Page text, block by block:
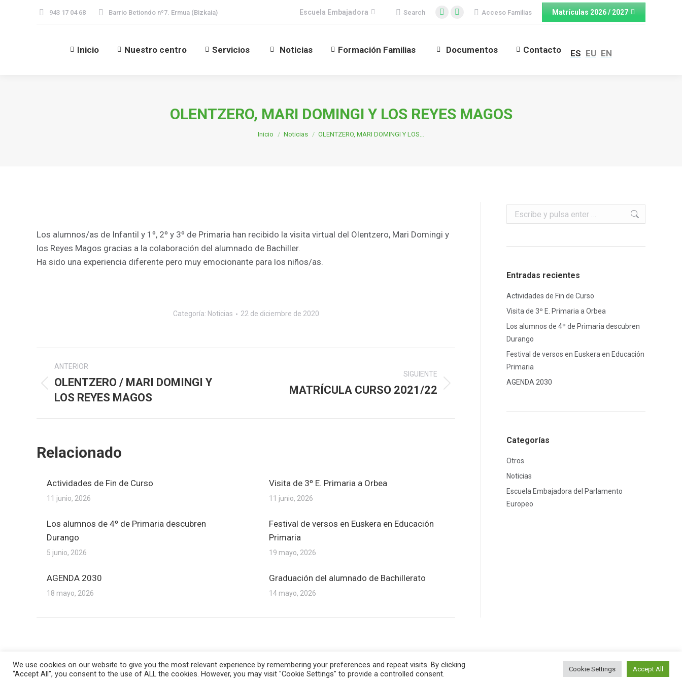
943 17 04 68 Barrio Betiondo nº7. Ermua (Bizkaia) Escuela Embajadora Buscar:
Search
Facebook
opens
Twitter
Acceso Familias Matrículas 2026 / 2027
Inicio Nuestro centro Servicios Noticias Formación Familias Documentos Contacto ES EU EN
OLENTZERO, MARI DOMINGI Y LOS REYES MAGOS
Estás aquí:
Inicio Noticias OLENTZERO, MARI DOMINGI Y LOS…
Los alumnos/as de Infantil y 1º, 2º y 3º de Primaria han recibido la visita virtual del Olentzero, Mari Domingi y
los Reyes Magos gracias a la colaboración del alumnado de Bachiller.
Ha sido una experiencia diferente pero muy emocionante para los niños/as.
Categoría: Noticias 22 de diciembre de 2020
Navegación
entre
publicaciones
ANTERIOR
Publicación
anterior:
OLENTZERO / MARI DOMINGI Y
LOS REYES MAGOS
SIGUIENTE
PublicaciónMATRÍCULA CURSO 2021/22
Relacionado
Actividades de Fin de Curso
11 junio, 2026
Visita de 3º E. Primaria a Orbea
11 junio, 2026
Los alumnos de 4º de Primaria descubren
Durango
5 junio, 2026
Festival de versos en Euskera en Educación
Primaria
19 mayo, 2026
AGENDA 2030
18 mayo, 2026
Graduación del alumnado de Bachillerato
14 mayo, 2026
Buscar:
Entradas recientes
Actividades de Fin de Curso
Visita de 3º E. Primaria a Orbea
Los alumnos de 4º de Primaria descubren
Durango
Festival de versos en Euskera en Educación
Primaria
AGENDA 2030
Categorías
Otros
Noticias
Escuela Embajadora del Parlamento
Europeo
Creado por HG Developers| Copyright © 2026Aviso legal|Política de cookies
Language Menu:
We use cookies on our website to give you the most relevant experience by remembering your preferences and repeat visits. By clicking
“Accept All”, you consent to the use of ALL the cookies. However, you may visit "Cookie Settings" to provide a controlled consent.
Cookie Settings Accept All
Inicio Nuestro centro Servicios Noticias Formación Familias Documentos
Contacto